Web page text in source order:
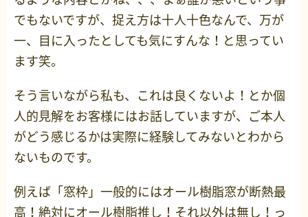
でもないですが、捉え方は十人十色なんで、万が
一、目に入ったとしても気にすんな！と思ってい
ます笑。
そう言いながら私も、これは良くないよ！とか個
人的見解をお客様にはお話していますが、ご本人
がどう感じるかは実際に経験してみないとわから
ないものです。
例えば「窓枠」一般的にはオール樹脂窓が断熱最
高！絶対にオール樹脂推し！それ以外は無し！っ